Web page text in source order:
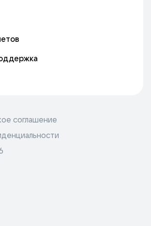
соглашение